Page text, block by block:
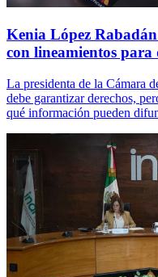
Kenia López
con lineamientos para
La presidenta de la Cámara
debe garantizar derechos,
qué información pueden